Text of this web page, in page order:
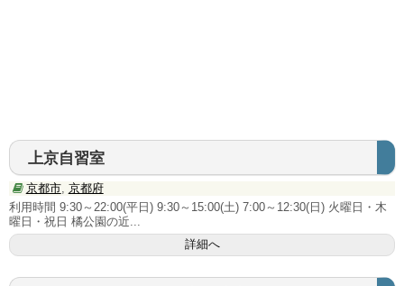
上京自習室
京都市, 京都府
利用時間 9:30～22:00(平日) 9:30～15:00(土) 7:00～12:30(日) 火曜日・木
曜日・祝日 橘公園の近...
詳細へ
静岡県
三重県